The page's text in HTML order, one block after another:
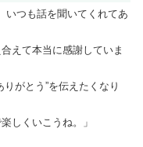
いつも話を聞いてくれてあ
えて本当に感謝していま
がとう”を伝えたくなり
しくいこうね。」